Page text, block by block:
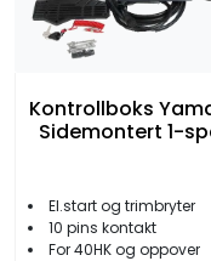
Kontrollboks
Sidemontert 1-
El.start og trimbryter
10 pins kontakt
For 40HK og oppover